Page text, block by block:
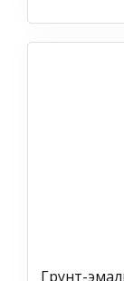
Грунт-